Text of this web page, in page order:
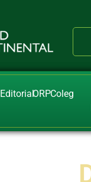
EditorialORPColeg